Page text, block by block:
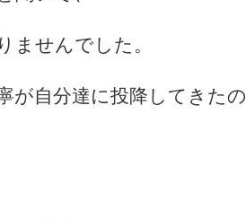
ませんでした。
が自分達に投降してきたの